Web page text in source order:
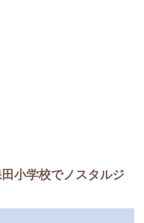
小学校でノスタルジ